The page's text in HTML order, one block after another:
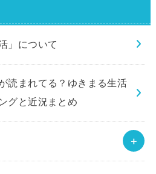
」について
読まれてる？ゆきまる生活
グと近況まとめ